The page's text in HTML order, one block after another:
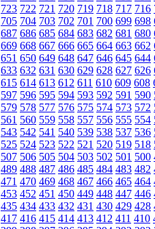
723 722 721 720 719 718 717 716
705 704 703 702 701 700 699 698
687 686 685 684 683 682 681 680
669 668 667 666 665 664 663 662
651 650 649 648 647 646 645 644
633 632 631 630 629 628 627 626
615 614 613 612 611 610 609 608
597 596 595 594 593 592 591 590
579 578 577 576 575 574 573 572
561 560 559 558 557 556 555 554
543 542 541 540 539 538 537 536
525 524 523 522 521 520 519 518
507 506 505 504 503 502 501 500
489 488 487 486 485 484 483 482
471 470 469 468 467 466 465 464
453 452 451 450 449 448 447 446
435 434 433 432 431 430 429 428
417 416 415 414 413 412 411 410